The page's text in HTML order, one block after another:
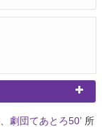
劇団てあとろ50’ 所